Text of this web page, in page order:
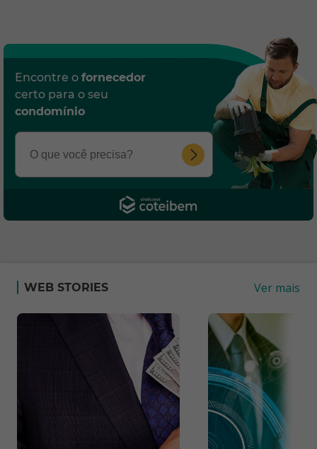
Encontre o fornecedor
certo para o seu
condomínio
WEB STORIES Ver mais